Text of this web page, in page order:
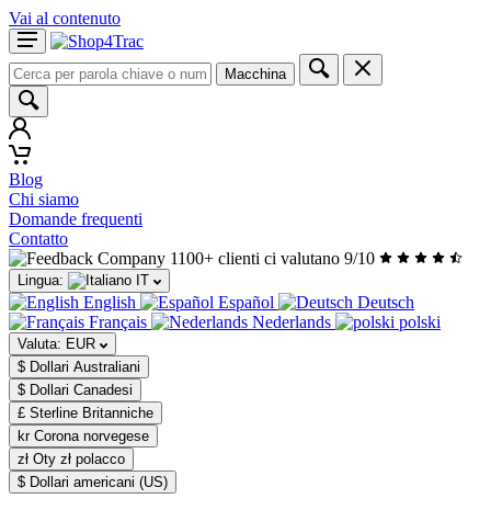
Vai al contenuto
Macchina
Blog
Chi siamo
Domande frequenti
Contatto
1100+ clienti ci valutano 9/10
Lingua: IT
English Español
Deutsch
Français
Nederlands polski
Valuta: EUR
$ Dollari Australiani
$ Dollari Canadesi
£ Sterline Britanniche
kr Corona norvegese
zł Oty zł polacco
$ Dollari americani (US)